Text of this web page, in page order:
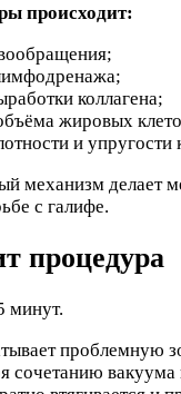
происходит:
коллагена;
жировых
и упругости
механизм делает
с галифе.
процедура
минут.
проблемную
сочетанию вакуума